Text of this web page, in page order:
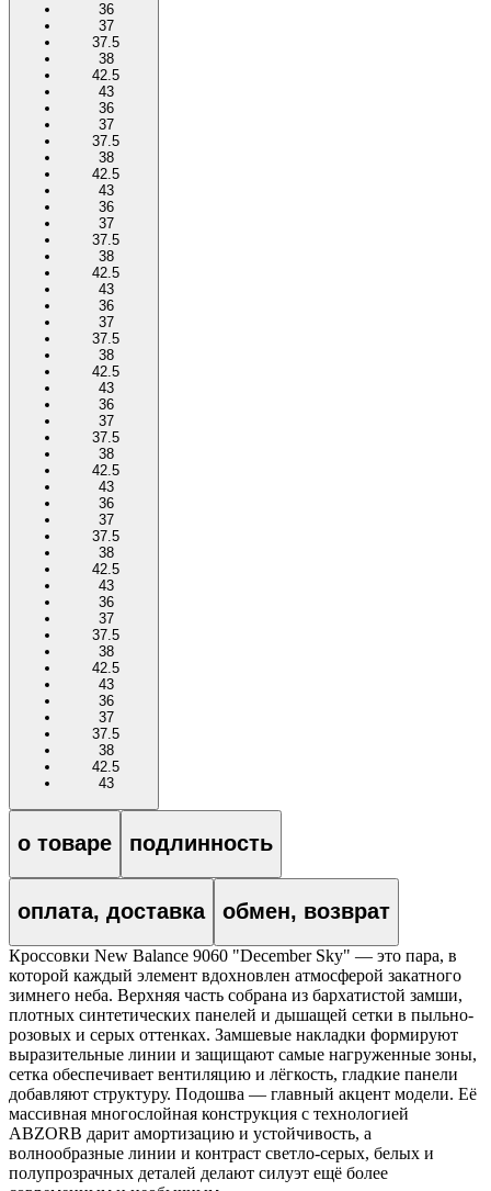
36
37
37.5
38
42.5
43
36
37
37.5
38
42.5
43
36
37
37.5
38
42.5
43
36
37
37.5
38
42.5
43
36
37
37.5
38
42.5
43
36
37
37.5
38
42.5
43
36
37
37.5
38
42.5
43
36
37
37.5
38
42.5
43
о товаре подлинность
оплата, доставка обмен, возврат
Кроссовки New Balance 9060 "December Sky" — это пара, в
которой каждый элемент вдохновлен атмосферой закатного
зимнего неба. Верхняя часть собрана из бархатистой замши,
плотных синтетических панелей и дышащей сетки в пыльно-
розовых и серых оттенках. Замшевые накладки формируют
выразительные линии и защищают самые нагруженные зоны,
сетка обеспечивает вентиляцию и лёгкость, гладкие панели
добавляют структуру. Подошва — главный акцент модели. Её
массивная многослойная конструкция с технологией
ABZORB дарит амортизацию и устойчивость, а
волнообразные линии и контраст светло-серых, белых и
полупрозрачных деталей делают силуэт ещё более